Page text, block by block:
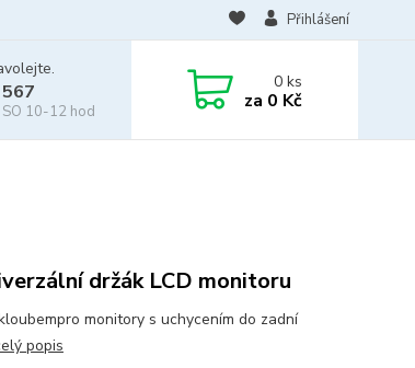
Přihlášení
10-12 hod
0ks
za 0 Kč
držák LCD monitoru
monitory s uchycením do zadní
popis